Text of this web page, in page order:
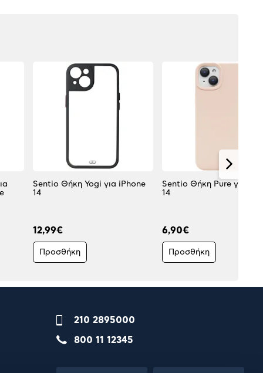
Sentio Θήκη Yogi για iPhone
14
12,99€
Προσθήκη
Sentio Θήκη Pure για
14
6,90€
Προσθήκη
210 2895000
800 11 12345